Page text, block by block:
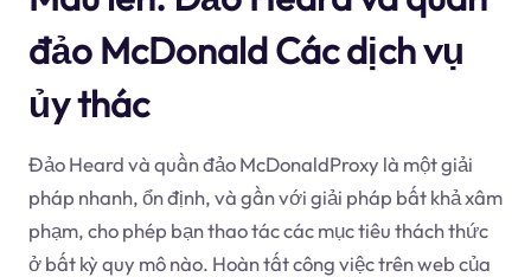
đảo McDonald Các dịch vụ
ủy thác
Đảo Heard và quần đảo McDonaldProxy là một giải
pháp nhanh, ổn định, và gần với giải pháp bất khả xâm
phạm, cho phép bạn thao tác các mục tiêu thách thức
ở bất kỳ quy mô nào. Hoàn tất công việc trên web của